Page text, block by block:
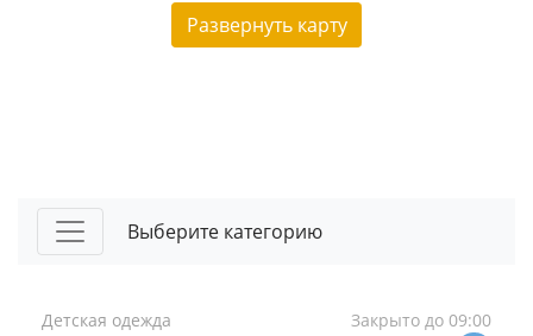
Развернуть карту
Выберите категорию
Детская одежда Закрыто до 09:00